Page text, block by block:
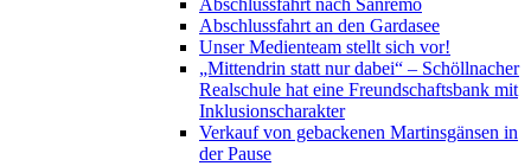
Abschlussfahrt nach Sanremo
Abschlussfahrt an den Gardasee
Unser Medienteam stellt sich vor!
„Mittendrin statt nur dabei“ – Schöllnacher
Realschule hat eine Freundschaftsbank mit
Inklusionscharakter
Verkauf von gebackenen Martinsgänsen in
der Pause